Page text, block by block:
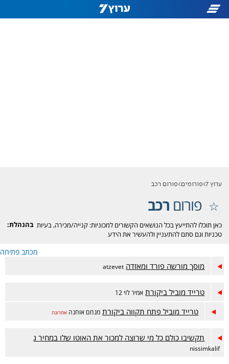
ערוץ 7 פורומים פורום רכב
פורום רכב
בהנהלת: כאן תוכלו להתייעץ בכל הנושאים הקשורים למכוניות: קנייה/מכירה, בעיות
טכניות וגם סתם להתעניין ולהעשיר את הידע
מכתב פתיחה
מוסך מורשה פורד ומאזדה atzevet
טרייד מוביל ביקורת אמיר לוי 12
טרייד מוביל פתח תקווה ביקורת מנחם אוחנה אחרונה
תקשיבו כולם כל מי שרוצה למכור את האוטו שלו במחיר ג
nissimkalif